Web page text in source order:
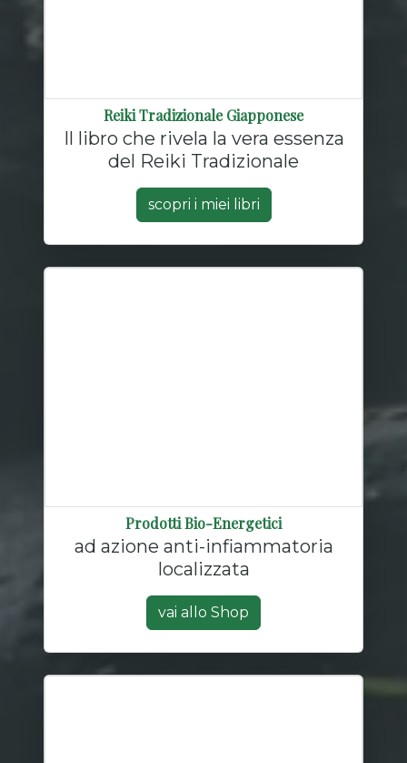
Reiki Tradizionale Giapponese
Il libro che rivela la vera essenza
del Reiki Tradizionale
scopri i miei libri
Prodotti Bio-Energetici
ad azione anti-infiammatoria
localizzata
vai allo Shop